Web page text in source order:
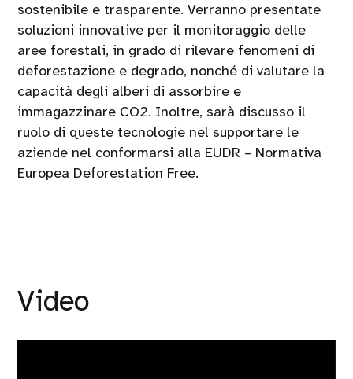
sostenibile e trasparente. Verranno presentate
soluzioni innovative per il monitoraggio delle
aree forestali, in grado di rilevare fenomeni di
deforestazione e degrado, nonché di valutare la
capacità degli alberi di assorbire e
immagazzinare CO2. Inoltre, sarà discusso il
ruolo di queste tecnologie nel supportare le
aziende nel conformarsi alla EUDR – Normativa
Europea Deforestation Free.
Video